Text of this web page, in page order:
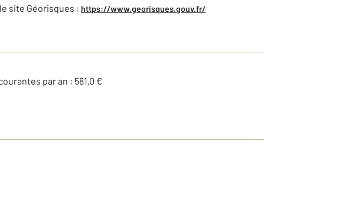
site Géorisques : https://www.georisques.gouv.fr/
par an : 581,0 €